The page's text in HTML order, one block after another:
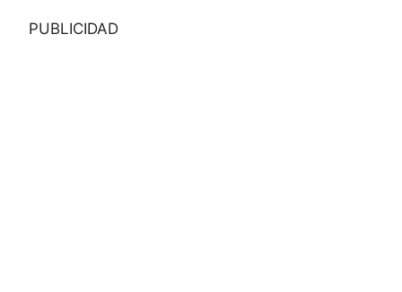
PUBLICIDAD